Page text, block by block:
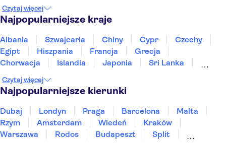
Keukenhof
Zamek Muiderslot
Muzeum Morskie w Rotterdamie
Anne Frank
Rijksmuseum Muzeum van Gogha
Czytaj więcej
Najpopularniejsze kraje
Albania Szwajcaria Chiny Cypr
Czechy
Egipt
Hiszpania Francja
Grecja
Chorwacja
Islandia Japonia
Sri Lanka
Tunezja
Turcja Wietnam
Czytaj więcej
Najpopularniejsze kierunki
Dubaj Londyn Praga Barcelona
Malta
Rzym
Amsterdam Wiedeń
Kraków
Warszawa
Rodos Budapeszt
Split